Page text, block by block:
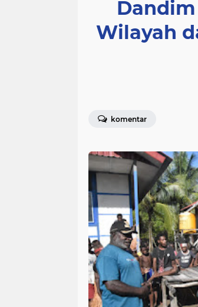
Wilayah
komentar